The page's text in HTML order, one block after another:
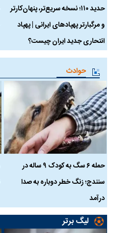
حدید ۱۱۰؛ نسخه سریع‌تر، پنهان‌کارتر
و مرگبارتر پهپادهای ایرانی | پهپاد
انتحاری جدید ایران چیست؟
حوادث
حمله ۶ سگ به کودک ۹ ساله در
سنندج؛ زنگ خطر دوباره به صدا
درآمد
لیگ برتر